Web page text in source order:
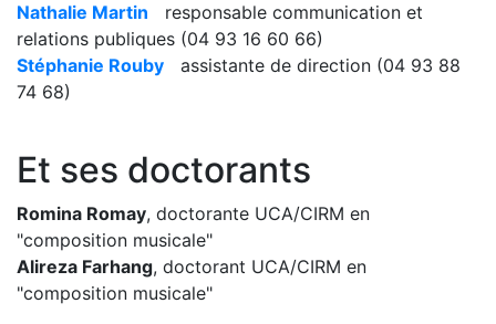
Nathalie Martin responsable communication et
relations publiques (04 93 16 60 66)
Stéphanie Rouby assistante de direction (04 93 88
74 68)
Et ses doctorants
Romina Romay, doctorante UCA/CIRM en
"composition musicale"
Alireza Farhang, doctorant UCA/CIRM en
"composition musicale"